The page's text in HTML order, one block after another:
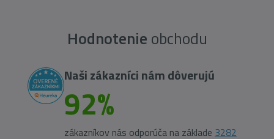
Hodnotenie obchodu
Naši zákazníci nám dôverujú
92%
zákazníkov nás odporúča na základe 3282